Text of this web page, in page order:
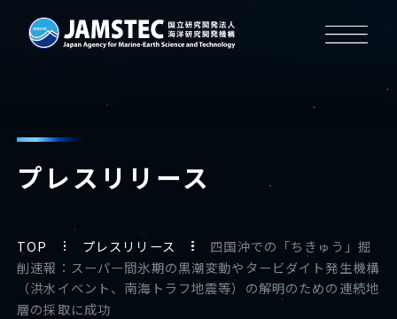
プレスリリース
TOP プレスリリース
四国沖での「ちきゅう」掘
削速報：スーパー間氷期の黒潮変動やタービダイト発生機構
（洪水イベント、南海トラフ地震等）の解明のための連続地
層の採取に成功